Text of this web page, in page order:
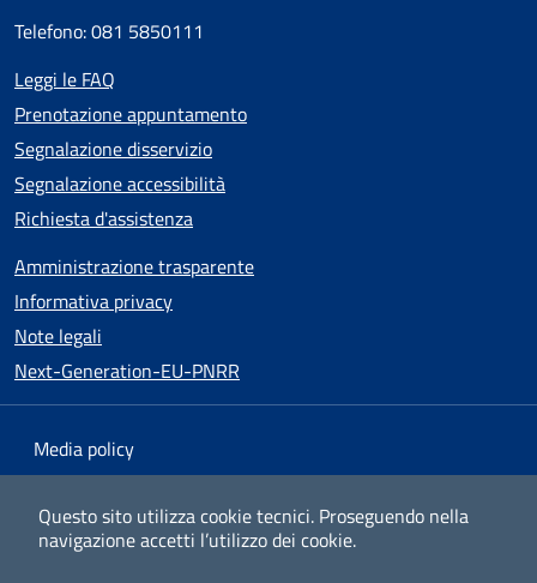
Questo sito utilizza cookie tecnici. Proseguendo nella
navigazione accetti l’utilizzo dei cookie.
Telefono: 081 5850111
Leggi le FAQ
Prenotazione appuntamento
Segnalazione disservizio
Segnalazione accessibilità
Richiesta d'assistenza
Amministrazione trasparente
Informativa privacy
Note legali
Next-Generation-EU-PNRR
Media policy
Dichiarazione di accessibilità